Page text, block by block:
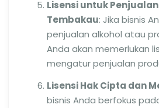
Lisensi untuk
Tembakau: Jika bisnis
penjualan alkohol atau
Anda akan memerlukan
mengatur penjualan
Lisensi Hak Cipta dan
bisnis Anda berfokus